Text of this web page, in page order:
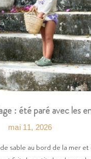
: été paré avec les
mai 11, 2026
sable au bord de la mer